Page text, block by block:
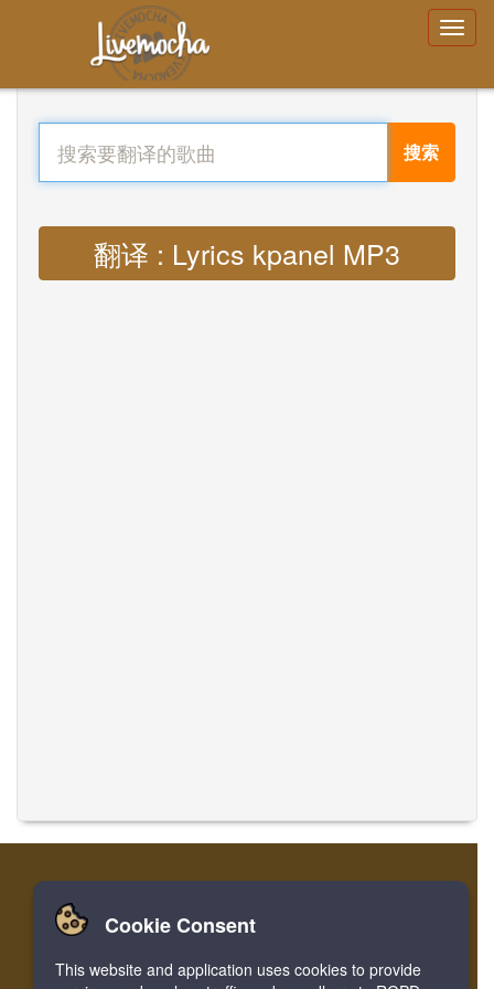
搜索
翻译 : Lyrics kpanel MP3
家 登录 寄存器
Facebook Twitter Bookmark
Cookie Consent
This website and application uses cookies to provide